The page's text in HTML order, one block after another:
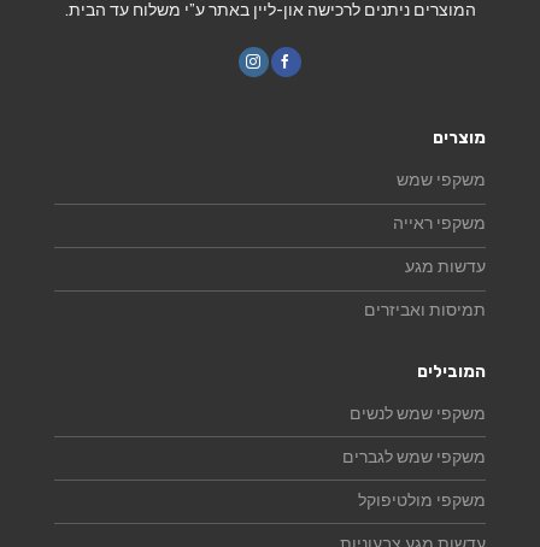
המוצרים ניתנים לרכישה און-ליין באתר ע”י משלוח עד הבית.
מוצרים
משקפי שמש
משקפי ראייה
עדשות מגע
תמיסות ואביזרים
המובילים
משקפי שמש לנשים
משקפי שמש לגברים
משקפי מולטיפוקל